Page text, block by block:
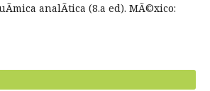
analÃ­tica (8.a ed). MÃ©xico: